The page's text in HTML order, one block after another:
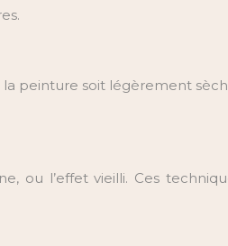
peinture soit légèrement
ou l’effet vieilli. Ces